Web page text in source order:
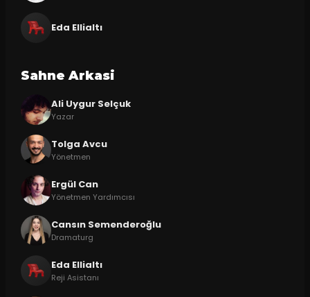
Eda Ellialtı
Sahne Arkasi
Ali Uygur Selçuk
Yazar
Tolga Avcu
Yönetmen
Ergül Can
Yönetmen Yardımcısı
Cansın Semenderoğlu
Dramaturg
Eda Ellialtı
Reji Asistanı